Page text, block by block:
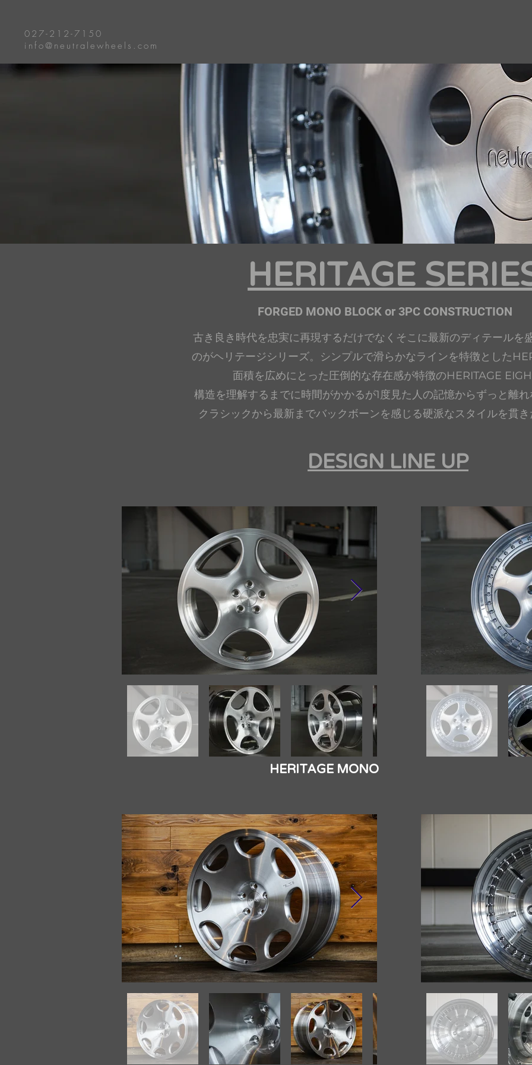
027-212-7150
info@neutralewheels.com
HERITAGE
FORGED MONO BLOCK or 3PC CONSTRUCTION
古き良き時代を忠実に再現するだけでなくそこに最新のディテールを
のがヘリテージシリーズ。シンプルで滑らかなラインを特徴とした
面積を広めにとった圧倒的な存在感が特徴のHERITAGE
構造を理解するまでに時間がかかるが1度見た人の記憶からずっと離
クラシックから最新までバックボーンを感じる硬派なスタイルを貫
DESIGN LINE UP
​HERITAGE MONO